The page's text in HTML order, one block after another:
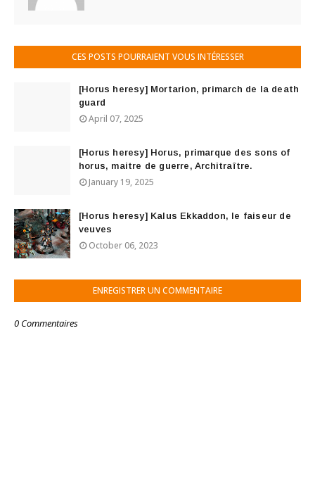
CES POSTS POURRAIENT VOUS INTÉRESSER
[Horus heresy] Mortarion, primarch de la death
guard
April 07, 2025
[Horus heresy] Horus, primarque des sons of
horus, maitre de guerre, Architraître.
January 19, 2025
[Horus heresy] Kalus Ekkaddon, le faiseur de
veuves
October 06, 2023
ENREGISTRER UN COMMENTAIRE
0 Commentaires